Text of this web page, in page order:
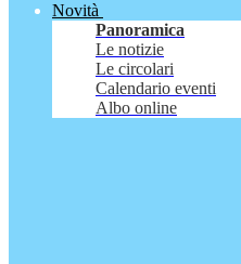
Novità
Panoramica
Le notizie
Le circolari
Calendario eventi
Albo online